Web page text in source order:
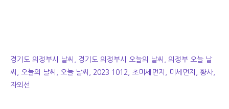
경기도 의정부시 날씨, 경기도 의정부시 오늘의 날씨, 의정부 오늘 날
씨, 오늘의 날씨, 오늘 날씨, 2023 1012, 초미세먼지, 미세먼지, 황사,
자외선